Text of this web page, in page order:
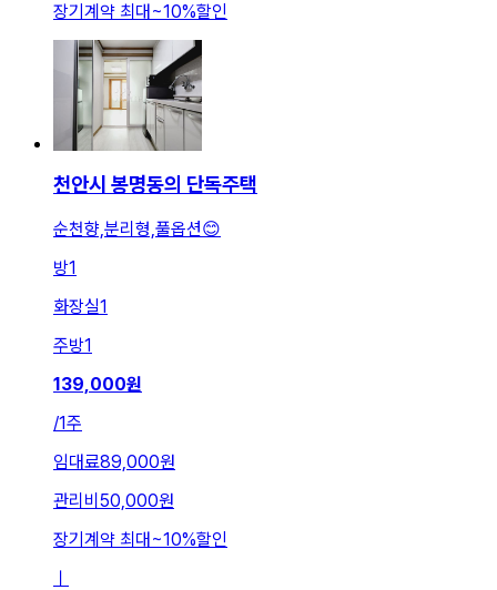
장기계약 최대 ~10%할인
천안시 봉명동의 단독주택
순천향,분리형,풀옵션😊
방1
화장실1
주방1
139,000원
/1주
임대료89,000원
관리비 50,000원
장기계약 최대~10%할인
ㅣ